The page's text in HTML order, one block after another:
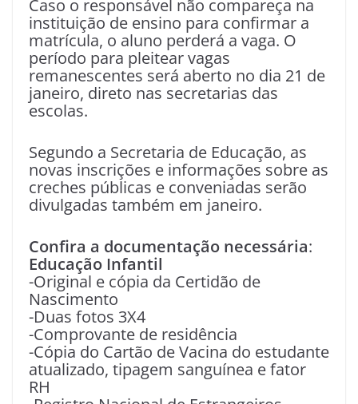
Caso o responsável não compareça na
instituição de ensino para confirmar a
matrícula, o aluno perderá a vaga. O
período para pleitear vagas
remanescentes será aberto no dia 21 de
janeiro, direto nas secretarias das
escolas.
Segundo a Secretaria de Educação, as
novas inscrições e informações sobre as
creches públicas e conveniadas serão
divulgadas também em janeiro.
Confira a documentação necessária:
Educação Infantil
-Original e cópia da Certidão de
Nascimento
-Duas fotos 3X4
-Comprovante de residência
-Cópia do Cartão de Vacina do estudante
atualizado, tipagem sanguínea e fator
RH